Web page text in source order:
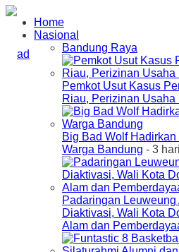
Home
Nasional
Bandung Raya
Pemkot Usut Kasus
Riau, Perizinan Usaha
Big Bad Wolf
Warga Bandung - 3
Padaringan
Diaktivasi, Wali Kota
Alam dan